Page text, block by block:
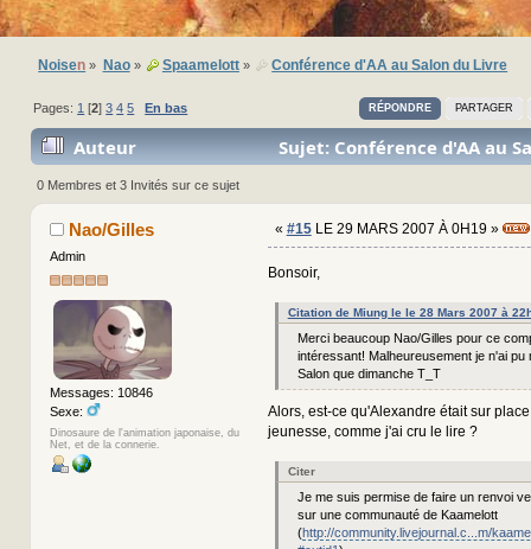
Noisen » Nao» Spaamelott» Conférence d'AA au Salon du Livre
RÉPONDRE PARTAGER
Pages: 1 [2]3 4 5 En bas
Auteur
Sujet: Conférence d'AA au
(Lu 289045 fois)
0 Membres et 3 Invités sur ce sujet
Nao/Gilles
Admin
Messages: 10846
Sexe:
Dinosaure de l'animation japonaise, du
Net, et de la connerie.
« #15LE 29 MARS 2007 À 0H19 »
Bonsoir,
Citation de Miung le le 28 Mars 2007 à
Merci beaucoup Nao/Gilles pour ce
intéressant! Malheureusement je n'ai pu
Salon que dimanche T_T
Alors, est-ce qu'Alexandre était sur
jeunesse, comme j'ai cru le lire ?
Citer
Je me suis permise de faire un renvoi
sur une communauté de Kaamelott
(http://community.livejournal.c...m/